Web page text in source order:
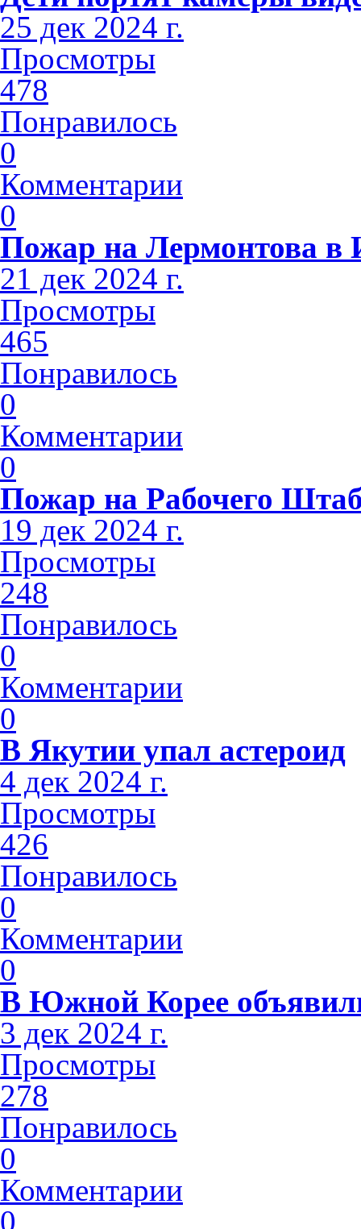
25 дек 2024 г.
Просмотры
478
Понравилось
0
Комментарии
0
Пожар на Лермонтова в
21 дек 2024 г.
Просмотры
465
Понравилось
0
Комментарии
0
Пожар на Рабочего
19 дек 2024 г.
Просмотры
248
Понравилось
0
Комментарии
0
В Якутии упал астероид
4 дек 2024 г.
Просмотры
426
Понравилось
0
Комментарии
0
В Южной Корее
3 дек 2024 г.
Просмотры
278
Понравилось
0
Комментарии
0